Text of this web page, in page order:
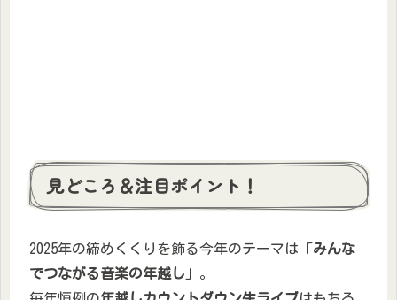
見どころ＆注目ポイント！
2025年の締めくくりを飾る今年のテーマは「みんな
でつながる音楽の年越し 」。